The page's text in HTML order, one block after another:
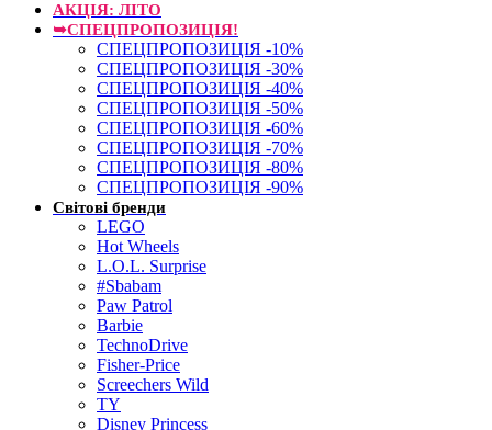
АКЦІЯ: ЛІТО
➥СПЕЦПРОПОЗИЦІЯ!
СПЕЦПРОПОЗИЦІЯ -10%
СПЕЦПРОПОЗИЦІЯ -30%
СПЕЦПРОПОЗИЦІЯ -40%
СПЕЦПРОПОЗИЦІЯ -50%
СПЕЦПРОПОЗИЦІЯ -60%
СПЕЦПРОПОЗИЦІЯ -70%
СПЕЦПРОПОЗИЦІЯ -80%
СПЕЦПРОПОЗИЦІЯ -90%
Світові бренди
LEGO
Hot Wheels
L.O.L. Surprise
#Sbabam
Paw Patrol
Barbie
TechnoDrive
Fisher-Price
Screechers Wild
TY
Disney Princess